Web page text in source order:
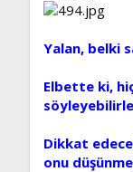
Yalan, belki
Elbette ki,
Dikkat
onu